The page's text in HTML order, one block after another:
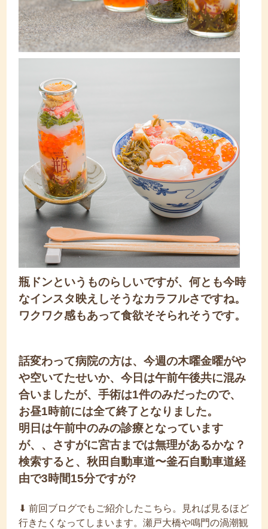
瓶ドンというものらしいですが、何とも今時
なインスタ映えしそうなカラフルさですね。
ワクワク感もあって食欲そそられそうです。
話変わって病院の方は、今週の木曜金曜がや
や空いてたせいか、今日は午前午後共に混み
合いましたが、手術は1件のみだったので、
お昼1時前には全て終了となりました。
明日は午前中のみの診療となっています
が、、さすがに宮古までは無理があるかな？
検索すると、秋田自動車道〜釜石自動車道経
由で3時間15分ですが?
⬇︎ 前回ブログでもご紹介したこちら。見れば見るほど
行きたくなってしまいます。瀬戸大橋や鳴門の渦潮観